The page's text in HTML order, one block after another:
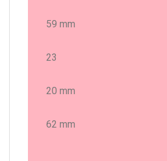
59 mm
23
20 mm
62 mm